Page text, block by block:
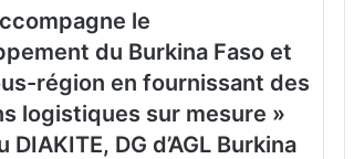
le
du Burkina Faso et
région en fournissant des
logistiques sur mesure »
DIAKITE, DG d’AGL Burkina